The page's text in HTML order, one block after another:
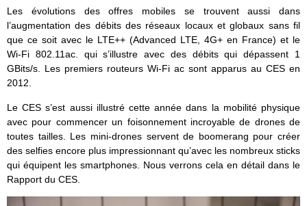
Les évolutions des offres mobiles se trouvent aussi dans
l’augmentation des débits des réseaux locaux et globaux sans fil
que ce soit avec le LTE++ (Advanced LTE, 4G+ en France) et le
Wi-Fi 802.11ac. qui s’illustre avec des débits qui dépassent 1
GBits/s. Les premiers routeurs Wi-Fi ac sont apparus au CES en
2012.
Le CES s’est aussi illustré cette année dans la mobilité physique
avec pour commencer un foisonnement incroyable de drones de
toutes tailles. Les mini-drones servent de boomerang pour créer
des selfies encore plus impressionnant qu’avec les nombreux sticks
qui équipent les smartphones. Nous verrons cela en détail dans le
Rapport du CES.